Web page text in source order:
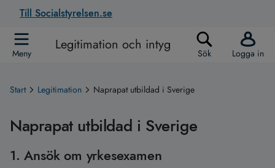
Till Socialstyrelsen.se
Meny Legitimation och intyg Sök Logga in
Start Legitimation Naprapat utbildad i Sverige
Naprapat utbildad i Sverige
1. Ansök om yrkesexamen